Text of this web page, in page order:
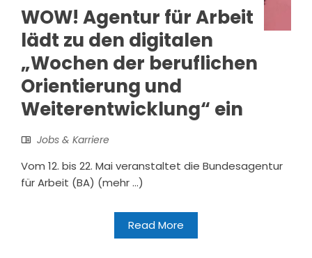
WOW! Agentur für Arbeit
lädt zu den digitalen
„Wochen der beruflichen
Orientierung und
Weiterentwicklung“ ein
Jobs & Karriere
Vom 12. bis 22. Mai veranstaltet die Bundesagentur
für Arbeit (BA) (mehr …)
Read More